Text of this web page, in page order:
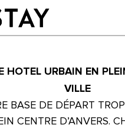
HOTEL
À
Chambres
Durabilité
Groupes &
HOTEL URBAIN EN
VILLE
BASE DE DÉPART
CENTRE D’ANVERS.